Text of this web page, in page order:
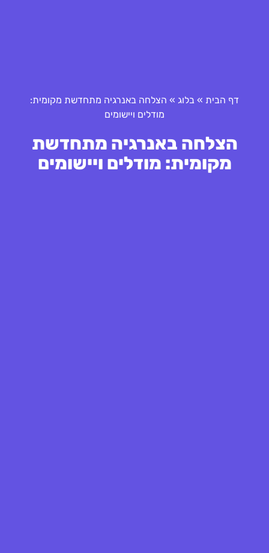
דף הבית » בלוג » הצלחה באנרגיה מתחדשת מקומית:
מודלים ויישומים
הצלחה באנרגיה מתחדשת
מקומית: מודלים ויישומים